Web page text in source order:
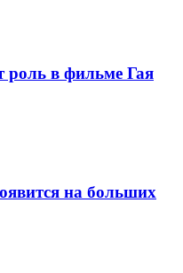
роль в фильме Гая
на больших